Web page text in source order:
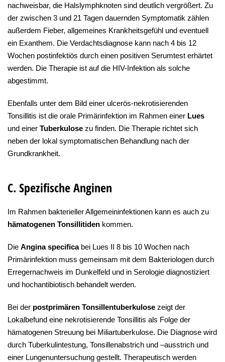
nachweisbar, die Halslymphknoten sind deutlich vergrößert. Zu
der zwischen 3 und 21 Tagen dauernden Symptomatik zählen
außerdem Fieber, allgemeines Krankheitsgefühl und eventuell
ein Exanthem. Die Verdachtsdiagnose kann nach 4 bis 12
Wochen postinfektiös durch einen positiven Serumtest erhärtet
werden. Die Therapie ist auf die HIV-Infektion als solche
abgestimmt.
Ebenfalls unter dem Bild einer ulcerös-nekrotisierenden
Tonsillitis ist die orale Primärinfektion im Rahmen einer Lues
und einer Tuberkulose zu finden. Die Therapie richtet sich
neben der lokal symptomatischen Behandlung nach der
Grundkrankheit.
C. Spezifische Anginen
Im Rahmen bakterieller Allgemeininfektionen kann es auch zu
hämatogenen Tonsillitiden kommen.
Die Angina specifica bei Lues II 8 bis 10 Wochen nach
Primärinfektion muss gemeinsam mit dem Bakteriologen durch
Erregernachweis im Dunkelfeld und in Serologie diagnostiziert
und hochantibiotisch behandelt werden.
Bei der postprimären Tonsillentuberkulose zeigt der
Lokalbefund eine nekrotisierende Tonsillitis als Folge der
hämatogenen Streuung bei Miliartuberkulose. Die Diagnose wird
durch Tuberkulintestung, Tonsillenabstrich und –ausstrich und
einer Lungenuntersuchung gestellt. Therapeutisch werden